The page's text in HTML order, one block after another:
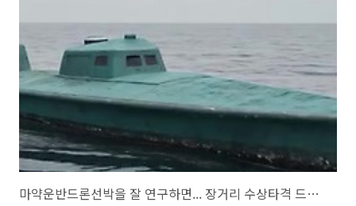
술원(DTI)과의 합작 투자 회사인 에어로테크놀로지 인더스트리(ATIL)에
서 수행했습니다.DP16은 DP20보다 작..
마약운반드론선박을 잘 연구하면... 장거리 수상타격 드론의 지배적 디자인을 확보가능할수도...